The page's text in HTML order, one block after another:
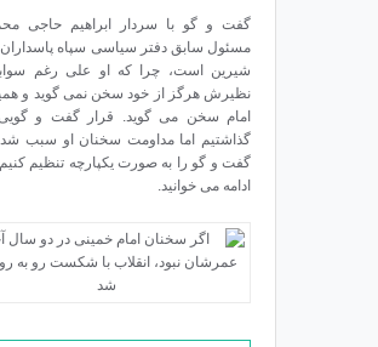
گفت و گو با سردار ابراهیم حاجی
مسئول سابق دفتر سیاسی سپاه پاسداران
شیرین است، چرا که او علی رغم
نظیرش هرگز از خود سخن نمی گوید و
امام سخن می گوید. قرار گفت و گویی
گذاشتیم اما مداومت سخنان او سبب شد
گفت و گو را به صورت یکپارچه تنظیم
ادامه می خوانید.